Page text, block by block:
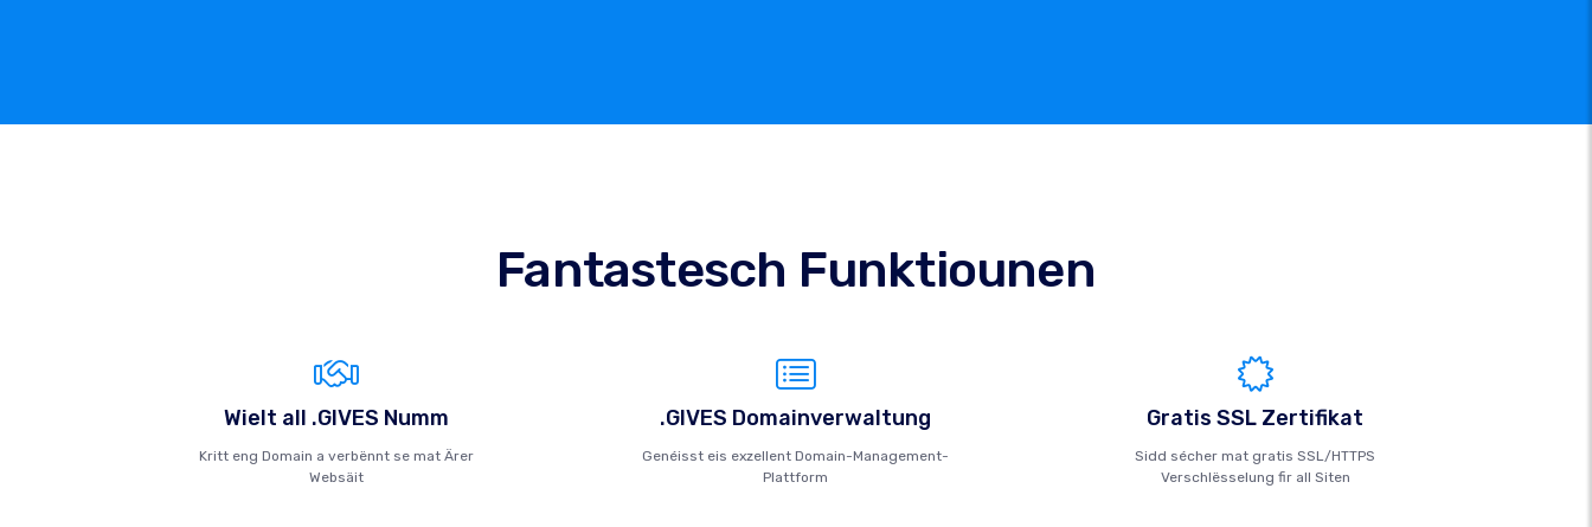
Fantastesch Funktiounen
Wielt all .GIVES Numm
Kritt eng Domain a verbënnt se mat Ärer
Websäit
.GIVES Domainverwaltung
Genéisst eis exzellent Domain-Management-
Plattform
Gratis SSL Zertifikat
Sidd sécher mat gratis SSL/HTTPS
Verschlësselung fir all Siten